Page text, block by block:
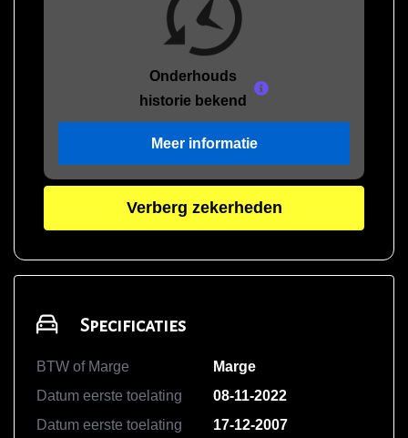
Onderhouds
historie bekend
Meer informatie
Verberg zekerheden
Specificaties
BTW of Marge
Marge
Datum eerste toelating
08-11-2022
Datum eerste toelating
17-12-2007